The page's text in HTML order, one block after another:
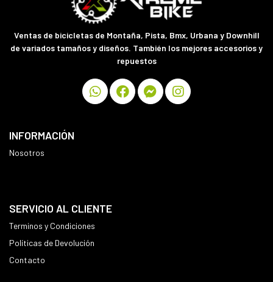
Ventas de bicicletas de Montaña, Pista, Bmx, Urbana y Downhill
de variados tamaños y diseños. También los mejores accesorios y
repuestos
INFORMACIÓN
Nosotros
SERVICIO AL CLIENTE
Terminos y Condiciones
Políticas de Devolución
Contacto